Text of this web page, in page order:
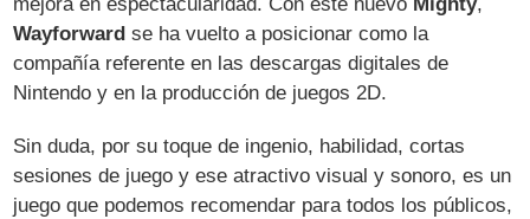
Wayforward se ha vuelto a posicionar como la
compañía referente en las descargas digitales de
Nintendo y en la producción de juegos 2D.
Sin duda, por su toque de ingenio, habilidad, cortas
sesiones de juego y ese atractivo visual y sonoro, es un
juego que podemos recomendar para todos los públicos,